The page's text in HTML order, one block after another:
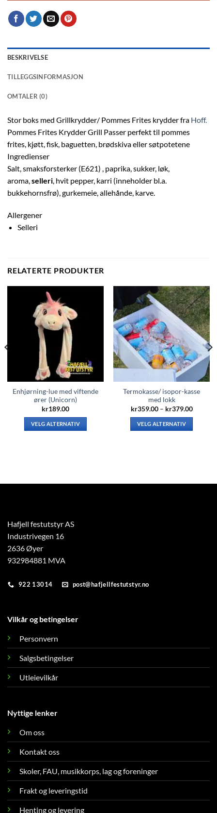
BESKRIVELSE
TILLEGGSINFORMASJON
OMTALER (0)
Stor boks med Grillkrydder/ Pommes Frites krydder fra Hoff.
Pommes Frites Krydder Grill Passer perfekt til pommes
frites, kjøtt, fisk, baguetten, brødskiva eller søtpotetene
Ingredienser
Salt, smaksforsterker (E621) , paprika, sukker, løk,
aroma,selleri, hvit pepper, karri (inneholder bl.a.
bukkehornsfrø), gurkemeie, allehånde, karve.
Allergener
Selleri
RELATERTE PRODUKTER
Enhjørning-lue med viftende
ører (Unicorn)
kr189.00
VELG ALTERNATIV
Alternativene
produktsiden
Termokasse/ isopor-kasse
med lokk
kr359.00 – kr379.00
VELG ALTERNATIV
Alternativene
Hafjell festutstyr AS
Industrivegen 16
2636 Øyer
932984881 MVA
922 13014 post@hafjellfestutstyr.no
Vilkår og betingelser
Personvern
Salgsbetingelser
Utleievilkår
Nyttige lenker
Om oss
Kontakt oss
Skoler, FAU, musikkorps, lag og foreninger
Frakt og leveringstid
Henting og levering